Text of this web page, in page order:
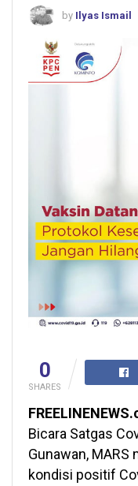
by Ilyas Ismail
0
SHARES
Bicara Satgas
Gunawan, MARS
kondisi positif